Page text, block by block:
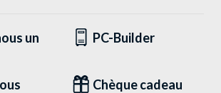
un
PC-Builder
Chèque cadeau